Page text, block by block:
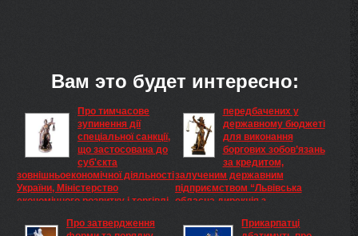
Вам это будет интересно:
Про тимчасове
зупинення дії
спеціальної санкції,
що застосована до
суб'єкта
зовнішньоекономічної діяльності
України, Міністерство
економічного розвитку і торгівлі
Про тимчасове зупинення дії
Про затвердження
передбачених у
державному бюджеті
для виконання
боргових зобов’язань
за кредитом,
залученим державним
підприємством “Львівська
обласна дирекція з
державну гарантію, Кабінет
Прикарпатці